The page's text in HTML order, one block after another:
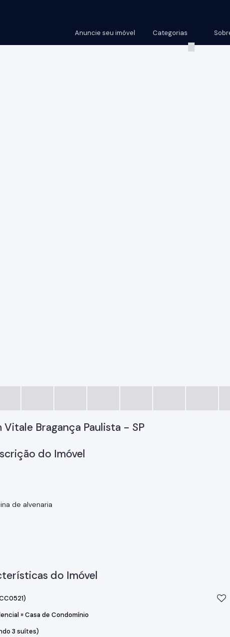
Categorias
Anuncie seu imóvel
Vitale Bragança Paulista - SP
do Imóvel
de alvenaria
do Imóvel
»Casa de Condomínio
3 suítes)